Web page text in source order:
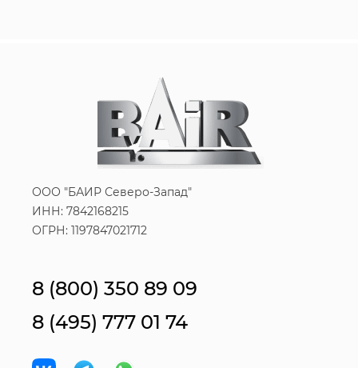
ООО "БАИР Северо-Запад"
ИНН: 7842168215
ОГРН: 1197847021712
8 (800) 350 89 09
8 (495) 777 01 74